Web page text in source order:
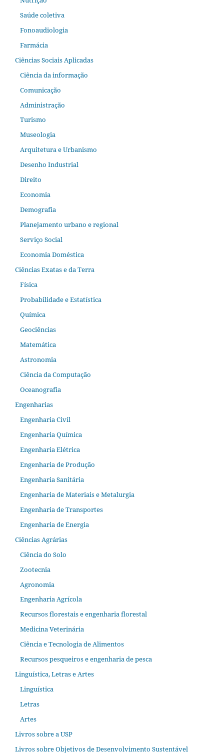
Saúde coletiva
Fonoaudiologia
Farmácia
Ciências Sociais Aplicadas
Ciência da informação
Comunicação
Administração
Turismo
Museologia
Arquitetura e Urbanismo
Desenho Industrial
Direito
Economia
Demografia
Planejamento urbano e regional
Serviço Social
Economia Doméstica
Ciências Exatas e da Terra
Física
Probabilidade e Estatística
Química
Geociências
Matemática
Astronomia
Ciência da Computação
Oceanografia
Engenharias
Engenharia Civil
Engenharia Química
Engenharia Elétrica
Engenharia de Produção
Engenharia Sanitária
Engenharia de Materiais e Metalurgia
Engenharia de Transportes
Engenharia de Energia
Ciências Agrárias
Ciência do Solo
Zootecnia
Agronomia
Engenharia Agrícola
Recursos florestais e engenharia florestal
Medicina Veterinária
Ciência e Tecnologia de Alimentos
Recursos pesqueiros e engenharia de pesca
Linguística, Letras e Artes
Linguística
Letras
Artes
Livros sobre a USP
Livros sobre Objetivos de Desenvolvimento Sustentável